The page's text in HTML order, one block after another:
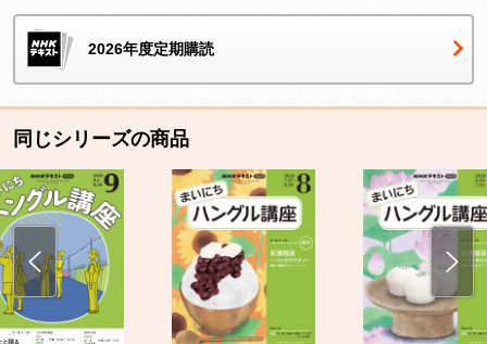
2026年度定期購読
同じシリーズの商品